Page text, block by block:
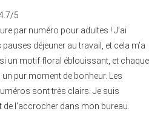
/5
par numéro pour adultes ! J’ai
déjeuner au travail, et cela m’a
un motif floral éblouissant, et chaque
pur moment de bonheur. Les
sont très clairs. Je suis
l’accrocher dans mon bureau.